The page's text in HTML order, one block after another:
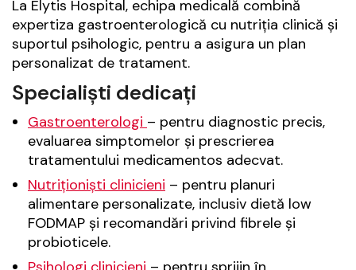
La Elytis Hospital, echipa medicală combină
expertiza gastroenterologică cu nutriția clinică și
suportul psihologic, pentru a asigura un plan
personalizat de tratament.
Specialiști dedicați
Gastroenterologi – pentru diagnostic precis,
evaluarea simptomelor și prescrierea
tratamentului medicamentos adecvat.
Nutriționiști clinicieni – pentru planuri
alimentare personalizate, inclusiv dietă low
FODMAP și recomandări privind fibrele și
probioticele.